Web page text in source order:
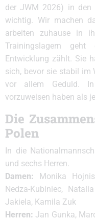
der JWM 2026) in den
wichtig. Wir machen
arbeiten zuhause in
Trainingslagern
Entwicklung zählt. Sie
sich, bevor sie stabil im
vor allem Geduld.
vorzuweisen haben als
Die
Polen
In die
und sechs Herren.
Damen: Monika
Nedza-Kubiniec,
Jakiela, Kamila Zuk
Herren: Jan Gunka,